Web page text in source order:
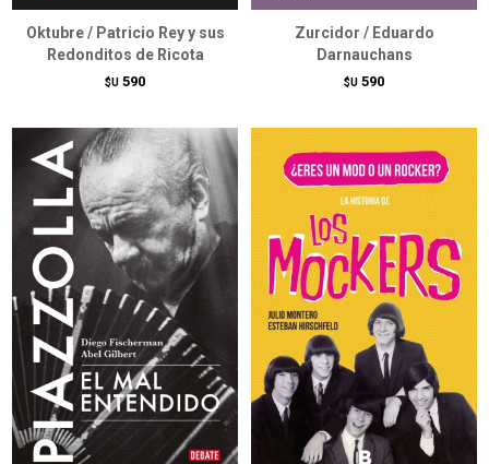
Oktubre / Patricio Rey y sus
Redonditos de Ricota
$U 590
Zurcidor / Eduardo
Darnauchans
$U 590